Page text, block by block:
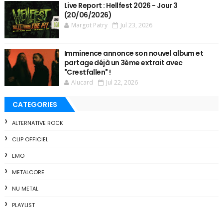
Live Report : Hellfest 2026 - Jour 3
(20/06/2026)
Margot Patry Jul 23, 2026
Imminence annonce son nouvel album et
partage déjà un 3ème extrait avec
"Crestfallen" !
Alucard Jul 22, 2026
CATEGORIES
ALTERNATIVE ROCK
CLIP OFFICIEL
EMO
METALCORE
NU METAL
PLAYLIST